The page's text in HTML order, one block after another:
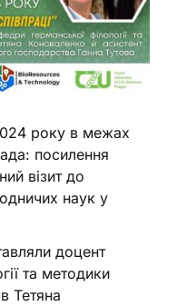
року в межах
посилення
візит до
наук у
доцент
та методики
Тетяна